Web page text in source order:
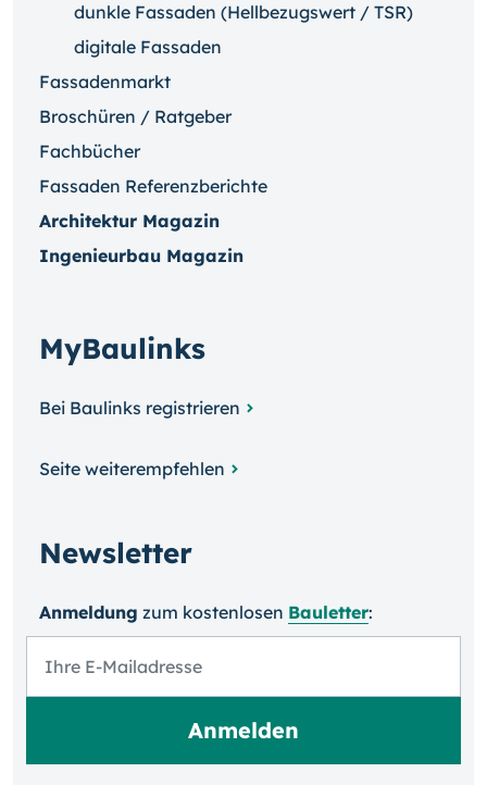
dunkle Fassaden (Hellbezugswert / TSR)
digitale Fassaden
Fassadenmarkt
Broschüren / Ratgeber
Fachbücher
Fassaden Referenzberichte
Architektur Magazin
Ingenieurbau Magazin
MyBaulinks
Bei Baulinks registrieren
Seite weiterempfehlen
Newsletter
Anmeldung zum kosten­losen Bauletter: